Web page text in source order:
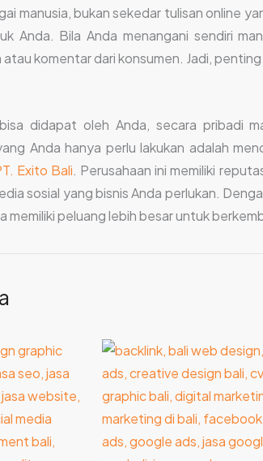
manusia, bukan sekedar tulisan online
Anda. Bila Anda menangani sendiri
komentar dari konsumen. Jadi,
didapat oleh Anda, secara pribadi
Anda hanya perlu lakukan adalah
Exito Bali. Perusahaan ini memiliki
sosial yang bisnis Anda perlukan.
memiliki peluang lebih besar untuk